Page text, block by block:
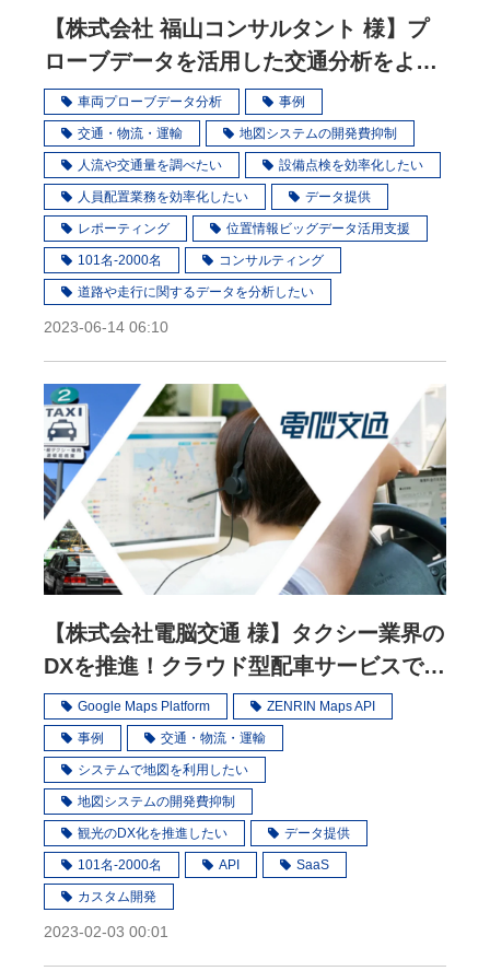
【株式会社 福山コンサルタント 様】プ
ローブデータを活用した交通分析をより
身近なものに
車両プローブデータ分析 事例
交通・物流・運輸 地図システムの開発費抑制
人流や交通量を調べたい 設備点検を効率化したい
人員配置業務を効率化したい データ提供
レポーティング 位置情報ビッグデータ活用支援
101名-2000名 コンサルティング
道路や走行に関するデータを分析したい
2023-06-14 06:10
【株式会社電脳交通 様】タクシー業界の
DXを推進！クラウド型配車サービスで事
業者の課題に寄り添う
Google Maps Platform ZENRIN Maps API
事例 交通・物流・運輸
システムで地図を利用したい
地図システムの開発費抑制
観光のDX化を推進したい データ提供
101名-2000名 API SaaS
カスタム開発
2023-02-03 00:01